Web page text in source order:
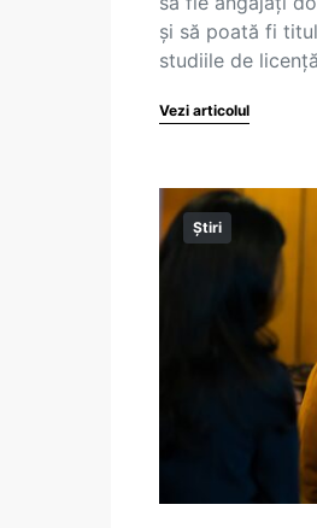
și să poată fi
studiile de
Vezi articolul
Știri